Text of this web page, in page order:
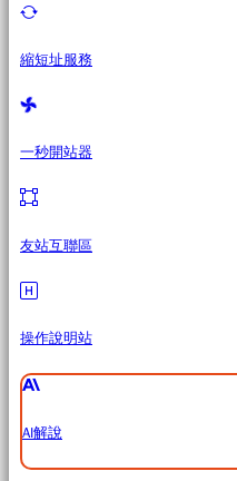
縮短址服務
一秒開站器
友站互聯區
操作說明站
AI解說